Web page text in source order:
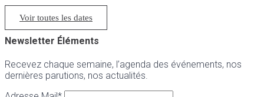
Voir toutes les dates
Newsletter Éléments
Recevez chaque semaine, l’agenda des événements, nos
dernières parutions, nos actualités.